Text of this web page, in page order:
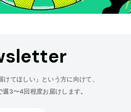
けてほしい」という方に向けて、
3〜4回程度お届けします。